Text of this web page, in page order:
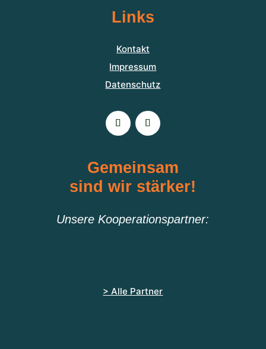
Links
Kontakt
Impressum
Datenschutz
Gemeinsam
sind wir stärker!
Unsere Kooperationspartner:
> Alle Partner